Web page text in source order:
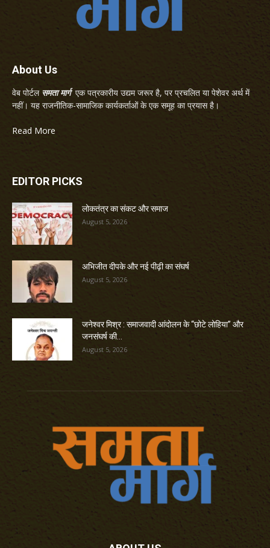
About Us
वेब पोर्टल समता मार्गएक पत्रकारीय उद्यम जरूर है, पर प्रचलित या पेशेवर अर्थ में
नहीं। यह राजनीतिक-सामाजिक कार्यकर्ताओं के एक समूह का प्रयास है।
Read More
EDITOR PICKS
लोकतंत्र का संकट और समाज
August 5, 2026
अभिजीत दीपके और नई पीढ़ी का संघर्ष
August 5, 2026
जनेश्वर मिश्र : समाजवादी आंदोलन के “छोटे लोहिया” और
जनसंघर्ष की...
August 5, 2026